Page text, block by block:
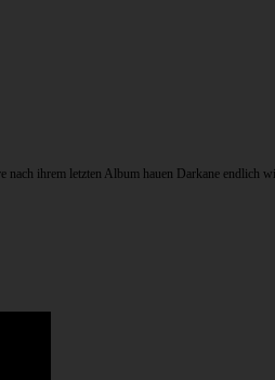
nach ihrem letzten Album hauen Darkane endlich